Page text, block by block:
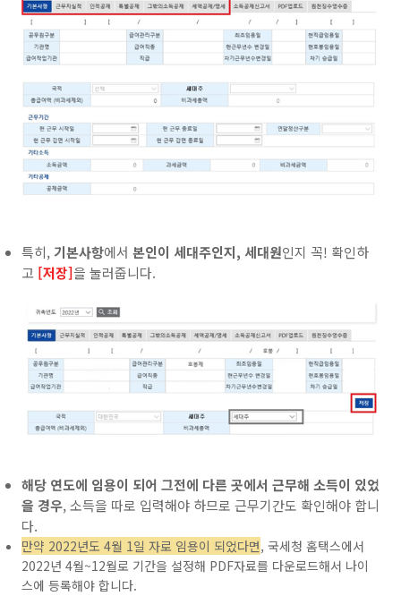
특히, 기본사항에서 본인이 세대주인지, 세대원인지 꼭! 확인하
고 [저장]을 눌러줍니다.
해당 연도에 임용이 되어 그전에 다른 곳에서 근무해 소득이 있었
을 경우, 소득을 따로 입력해야 하므로 근무기간도 확인해야 합니
다.
만약 2022년도 4월 1일 자로 임용이 되었다면, 국세청 홈택스에서
2022년 4월~12월로 기간을 설정해 PDF자료를 다운로드해서 나이
스에 등록해야 합니다.